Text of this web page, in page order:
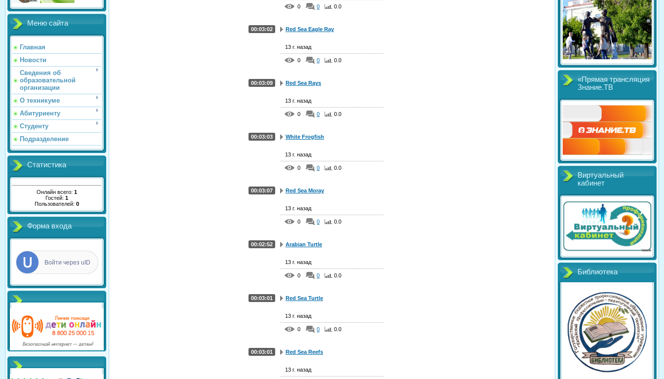
Меню сайта
Главная
Новости
Сведения об
образовательной
организации
О техникуме
Абитуриенту
Студенту
Подразделение
Статистика
Онлайн всего: 1
Гостей: 1
Пользователей: 0
Форма входа
Войти через uID
0 0 0.0
Red Sea Eagle Ray
00:03:02
13 г. назад
0 0 0.0
Red Sea Rays
00:03:09
13 г. назад
0 0 0.0
White Frogfish
00:03:03
13 г. назад
0 0 0.0
Red Sea Moray
00:03:07
13 г. назад
0 0 0.0
Arabian Turtle
00:02:52
13 г. назад
0 0 0.0
Red Sea Turtle
00:03:01
13 г. назад
0 0 0.0
Red Sea Reefs
00:03:01
13 г. назад
«Прямая трансляция
Знание.ТВ
Виртуальный
кабинет
Библиотека